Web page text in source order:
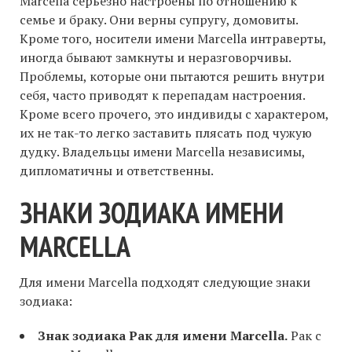
семье и браку. Они верны супругу, домовиты.
Кроме того, носители имени Marcella интраверты,
иногда бывают замкнуты и неразговорчивы.
Проблемы, которые они пытаются решить внутри
себя, часто приводят к перепадам настроения.
Кроме всего прочего, это индивиды с характером,
их не так-то легко заставить плясать под чужую
дудку. Владельцы имени Marcella независимы,
дипломатичны и ответственны.
ЗНАКИ ЗОДИАКА ИМЕНИ
MARCELLA
Для имени Marcella подходят следующие знаки
зодиака:
Знак зодиака Рак для имени Marcella.Рак с